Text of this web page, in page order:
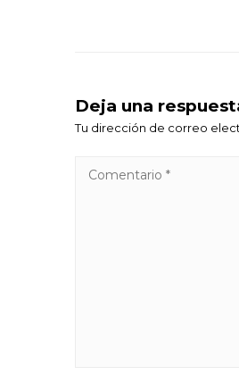
Deja una
Tu dirección de correo